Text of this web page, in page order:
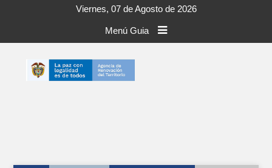
Viernes, 07 de Agosto de 2026
Menú Guia